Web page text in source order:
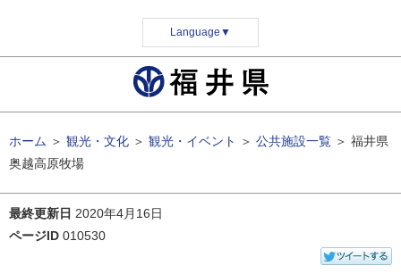
Language ▼
ホーム ＞ 観光・文化 ＞ 観光・イベント ＞ 公共施設一覧 ＞ 福井県
奥越高原牧場
最終更新日 2020年4月16日
ページID 010530